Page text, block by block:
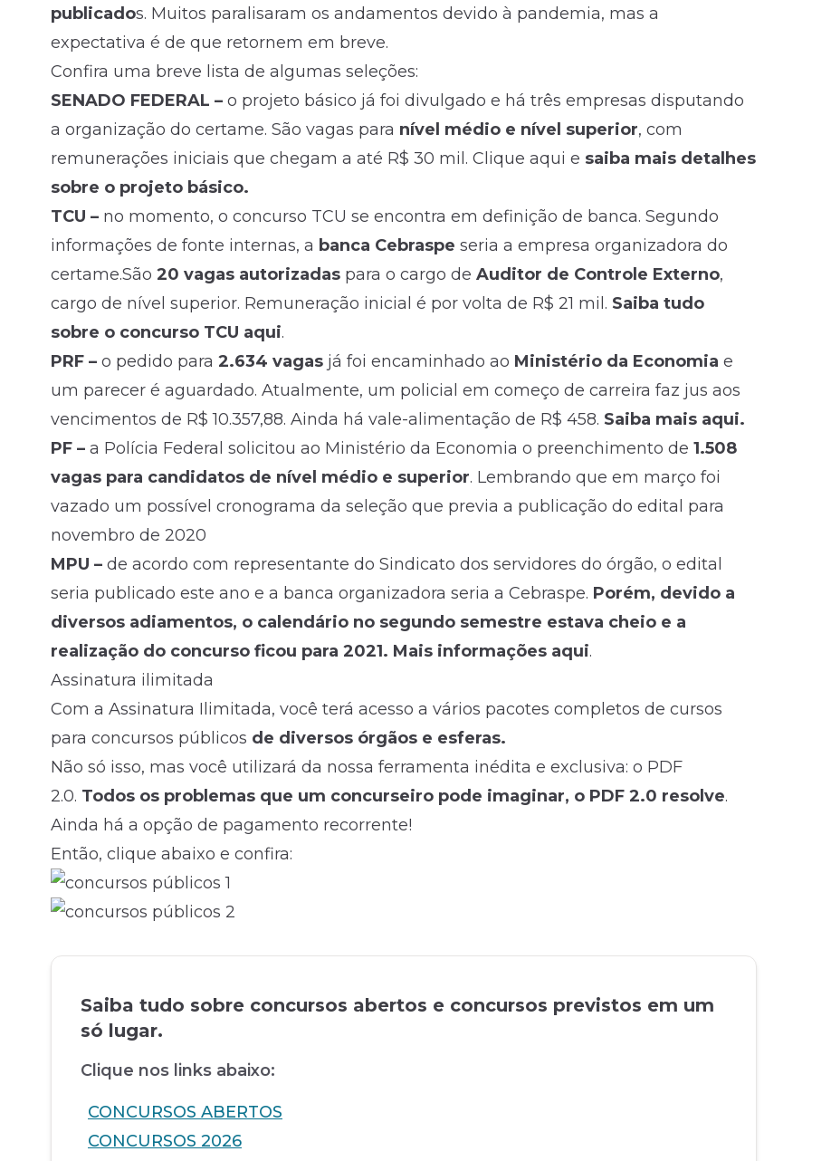
publicados. Muitos paralisaram os andamentos devido à pandemia, mas a
expectativa é de que retornem em breve.
Confira uma breve lista de algumas seleções:
SENADO FEDERAL – o projeto básico já foi divulgado e há três empresas disputando
a organização do certame. São vagas para nível médio e nível superior, com
remunerações iniciais que chegam a até R$ 30 mil. Clique aqui e saiba mais detalhes
sobre o projeto básico.
TCU – no momento, o concurso TCU se encontra em definição de banca. Segundo
informações de fonte internas, a banca Cebraspe seria a empresa organizadora do
certame.São 20 vagas autorizadas para o cargo de Auditor de Controle Externo,
cargo de nível superior. Remuneração inicial é por volta de R$ 21 mil. Saiba tudo
sobre o concurso TCU aqui.
PRF – o pedido para 2.634 vagas já foi encaminhado ao Ministério da Economia e
um parecer é aguardado. Atualmente, um policial em começo de carreira faz jus aos
vencimentos de R$ 10.357,88. Ainda há vale-alimentação de R$ 458. Saiba mais aqui.
PF – a Polícia Federal solicitou ao Ministério da Economia o preenchimento de 1.508
vagas para candidatos de nível médio e superior. Lembrando que em março foi
vazado um possível cronograma da seleção que previa a publicação do edital para
novembro de 2020
MPU – de acordo com representante do Sindicato dos servidores do órgão, o edital
seria publicado este ano e a banca organizadora seria a Cebraspe. Porém, devido a
diversos adiamentos, o calendário no segundo semestre estava cheio e a
realização do concurso ficou para 2021. Mais informações aqui.
Assinatura ilimitada
Com a Assinatura Ilimitada, você terá acesso a vários pacotes completos de cursos
para concursos públicos de diversos órgãos e esferas.
Não só isso, mas você utilizará da nossa ferramenta inédita e exclusiva: o PDF
2.0. Todos os problemas que um concurseiro pode imaginar, o PDF 2.0 resolve.
Ainda há a opção de pagamento recorrente!
Então, clique abaixo e confira:
Saiba tudo sobre concursos abertos e concursos previstos em um
só lugar.
Clique nos links abaixo:
CONCURSOS ABERTOS
CONCURSOS 2026